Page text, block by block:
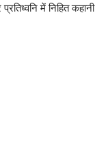
में निहित कहानी